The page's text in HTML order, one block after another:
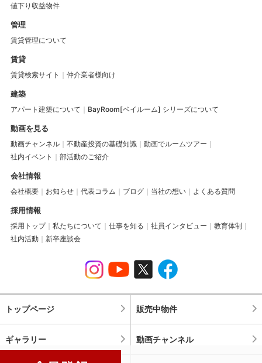
値下り収益物件
管理
賃貸管理について
賃貸
賃貸検索サイト 仲介業者様向け
建築
アパート建築について BayRoom[ベイルーム] シリーズについて
動画を見る
動画チャンネル 不動産投資の基礎知識
動画でルームツアー
社内イベント
部活動のご紹介
会社情報
会社概要 お知らせ 代表コラム ブログ 当社の想い よくある質問
採用情報
採用トップ 私たちについて 仕事を知る 社員インタビュー
教育体制
社内活動
新卒座談会
トップページ 販売中物件
ギャラリー 動画チャンネル